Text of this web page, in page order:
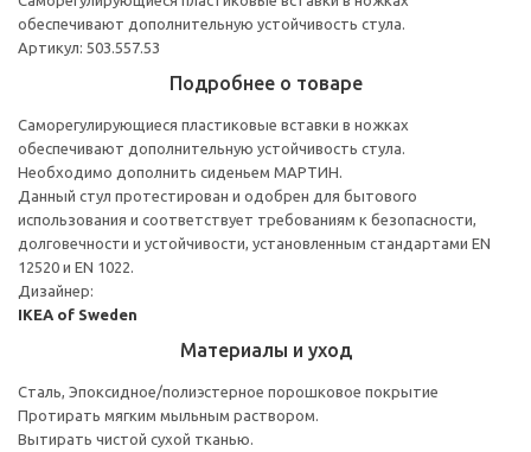
обеспечивают дополнительную устойчивость стула.
Артикул: 503.557.53
Подробнее о товаре
Саморегулирующиеся пластиковые вставки в ножках
обеспечивают дополнительную устойчивость стула.
Необходимо дополнить сиденьем МАРТИН.
Данный стул протестирован и одобрен для бытового
использования и соответствует требованиям к безопасности,
долговечности и устойчивости, установленным стандартами EN
12520 и EN 1022.
Дизайнер:
IKEA of Sweden
Материалы и уход
Сталь, Эпоксидное/полиэстерное порошковое покрытие
Протирать мягким мыльным раствором.
Вытирать чистой сухой тканью.